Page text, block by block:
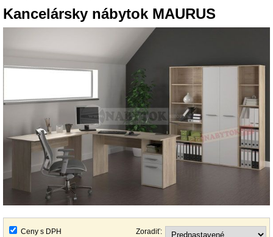
Kancelársky nábytok MAURUS
Ceny s DPH Zoradiť: